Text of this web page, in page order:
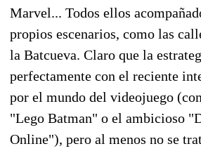
Marvel... Todos ellos
propios escenarios, como las
la Batcueva. Claro que la
perfectamente con el reciente
por el mundo del videojuego
"Lego Batman" o el ambicioso
Online"), pero al menos no se